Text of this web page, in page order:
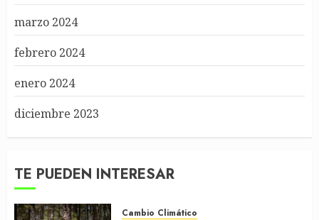
marzo 2024
febrero 2024
enero 2024
diciembre 2023
TE PUEDEN INTERESAR
Cambio Climático